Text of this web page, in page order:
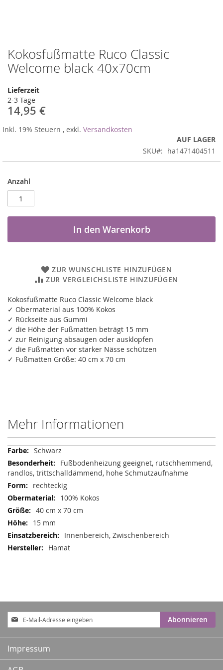
Kokosfußmatte Ruco Classic
Welcome black 40x70cm
Lieferzeit
2-3 Tage
14,95 €
Inkl. 19% Steuern , exkl. Versandkosten
AUF LAGER
SKU
ha1471404511
Anzahl
In den Warenkorb
ZUR WUNSCHLISTE HINZUFÜGEN
ZUR VERGLEICHSLISTE HINZUFÜGEN
Kokosfußmatte Ruco Classic Welcome black
✓ Obermaterial aus 100% Kokos
✓ Rückseite aus Gummi
✓ die Höhe der Fußmatten beträgt 15 mm
✓ zur Reinigung absaugen oder ausklopfen
✓ die Fußmatten vor starker Nässe schützen
✓ Fußmatten Größe: 40 cm x 70 cm
Zum
Anfang
der
springen
Mehr Informationen
Mehr
Informationen
Schwarz
Fußbodenheizung geeignet, rutschhemmend,
randlos, trittschalldämmend, hohe Schmutzaufnahme
rechteckig
100% Kokos
40 cm x 70 cm
15 mm
Innenbereich, Zwischenbereich
Hamat
Anmeldung
zum
Newsletter:
Abonnieren
Impressum